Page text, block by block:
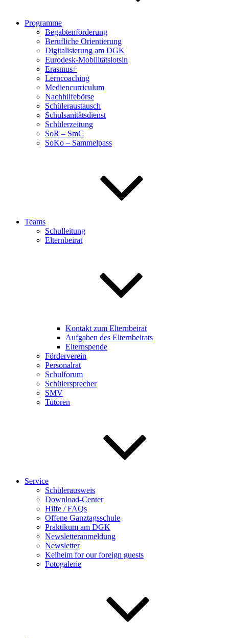
Programme
Begabtenförderung
Berufliche Orientierung
Digitalisierung am DGK
Eurodesk-Mobilitätslotsin
Erasmus+
Lerncoaching
Mediencurriculum
Nachhilfebörse
Schüleraustausch
Schulsanitätsdienst
Schülerzeitung
SoR – SmC
SoKo – Sammelpass
Teams
Schulleitung
Elternbeirat
Kontakt zum Elternbeirat
Aufgaben des Elternbeirats
Elternspende
Förderverein
Personalrat
Schulforum
Schülersprecher
SMV
Tutoren
Service
Schülerausweis
Download-Center
Hilfe / FAQs
Offene Ganztagsschule
Praktikum am DGK
Newsletteranmeldung
Newsletter
Kelheim for our foreign guests
Fotogalerie